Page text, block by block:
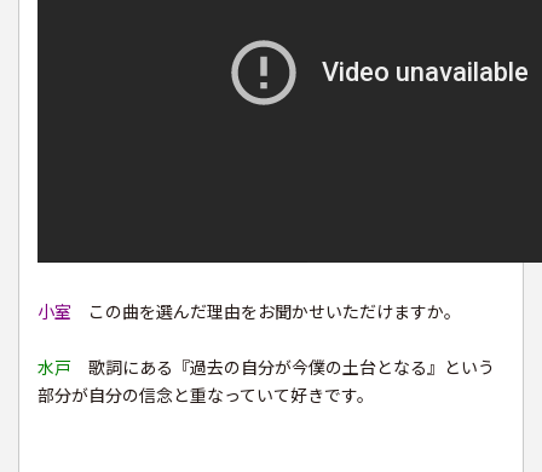
小室 この曲を選んだ理由をお聞かせいただけますか。
水戸 歌詞にある『過去の自分が今僕の土台となる』という
部分が自分の信念と重なっていて好きです。